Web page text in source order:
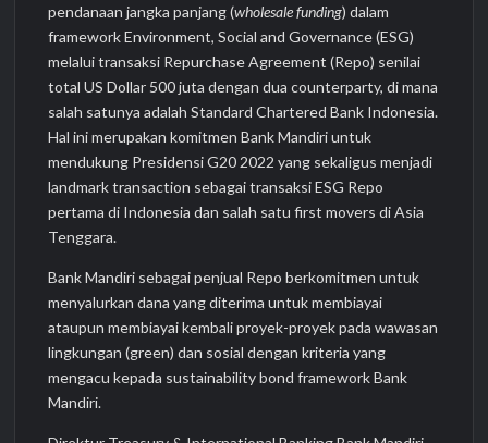
pendanaan jangka panjang (wholesale funding) dalam
framework Environment, Social and Governance (ESG)
melalui transaksi Repurchase Agreement (Repo) senilai
total US Dollar 500 juta dengan dua counterparty, di mana
salah satunya adalah Standard Chartered Bank Indonesia.
Hal ini merupakan komitmen Bank Mandiri untuk
mendukung Presidensi G20 2022 yang sekaligus menjadi
landmark transaction sebagai transaksi ESG Repo
pertama di Indonesia dan salah satu first movers di Asia
Tenggara.
Bank Mandiri sebagai penjual Repo berkomitmen untuk
menyalurkan dana yang diterima untuk membiayai
ataupun membiayai kembali proyek-proyek pada wawasan
lingkungan (green) dan sosial dengan kriteria yang
mengacu kepada sustainability bond framework Bank
Mandiri.